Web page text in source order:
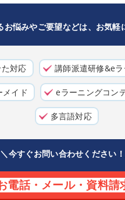
悩みやご要望などは、お気軽
対応 講師派遣研修&e
イド eラーニングコン
多言語対応
＼今すぐお問い合わせください
電話・メール・資料請